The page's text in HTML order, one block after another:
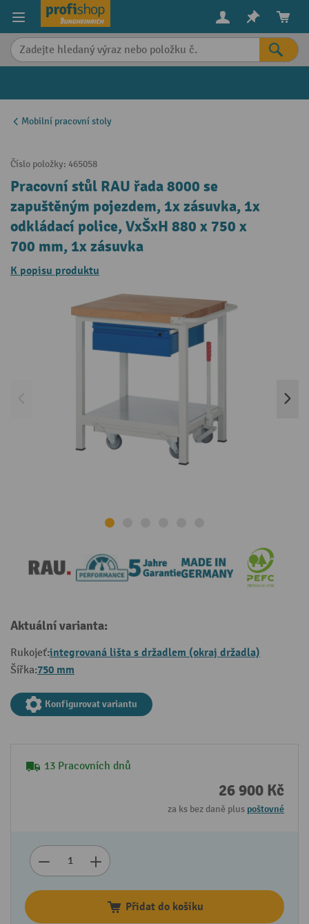
content
Mobilní pracovní stoly
Číslo položky: 465058
Pracovní stůl RAU řada 8000 se
zapuštěným pojezdem, 1x zásuvka, 1x
odkládací police, VxŠxH 880 x 750 x
700 mm, 1x zásuvka
K popisu produktu
Aktuální varianta:
Rukojeť:integrovaná lišta s držadlem (okraj držadla)
Šířka:750 mm
Konfigurovat variantu
13 Pracovních dnů
26 900 Kč
za ks bez daně plus poštovné
Přidat do košíku